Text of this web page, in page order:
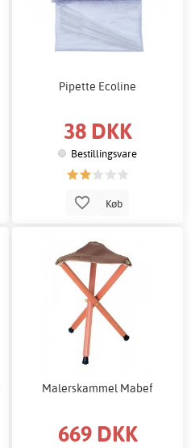
Pipette Ecoline
38 DKK
Bestillingsvare
Køb
Malerskammel Mabef
669 DKK